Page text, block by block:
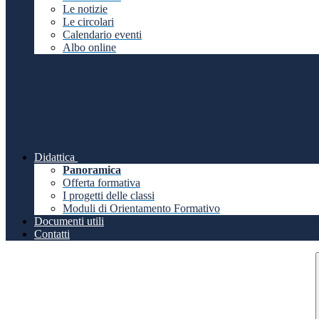
Le notizie
Le circolari
Calendario eventi
Albo online
Didattica
Panoramica
Offerta formativa
I progetti delle classi
Moduli di Orientamento Formativo
Documenti utili
Contatti